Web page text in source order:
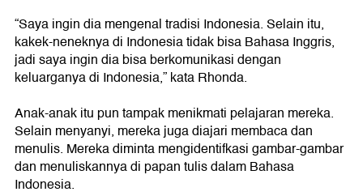
“Saya ingin dia mengenal tradisi Indonesia. Selain itu,
kakek-neneknya di Indonesia tidak bisa Bahasa Inggris,
jadi saya ingin dia bisa berkomunikasi dengan
keluarganya di Indonesia,” kata Rhonda.
Anak-anak itu pun tampak menikmati pelajaran mereka.
Selain menyanyi, mereka juga diajari membaca dan
menulis. Mereka diminta mengidentifkasi gambar-gambar
dan menuliskannya di papan tulis dalam Bahasa
Indonesia.